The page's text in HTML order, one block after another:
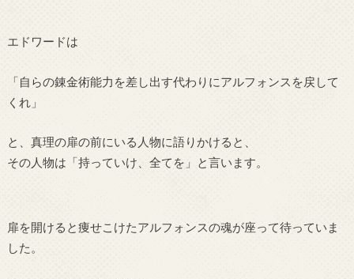
エドワードは
「自らの錬金術能力を差し出す代わりにアルフォンスを戻して
くれ」
と、真理の扉の前にいる人物に語りかけると、
その人物は「持っていけ、全てを」と言います。
扉を開けると痩せこけたアルフォンスの魂が座って待っていま
した。